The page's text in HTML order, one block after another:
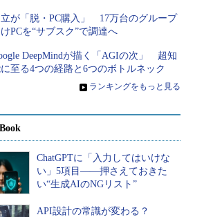
が「脱・PC購入」 17万台のグループ
PCを“サブスク”で調達へ
DeepMindが描く「AGIの次」 超知
至る4つの経路と6つのボトルネック
» ランキングをもっと見る
ChatGPTに「入力してはいけな
い」5項目――押さえておきた
い“生成AIのNGリスト”
API設計の常識が変わる？